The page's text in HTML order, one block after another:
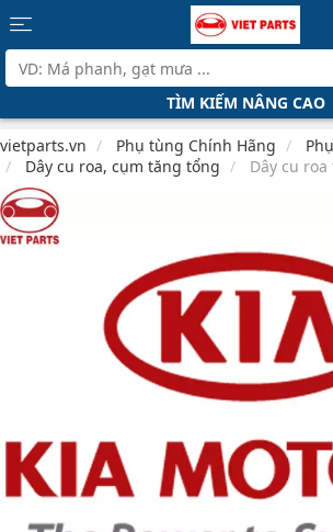
TÌM KIẾM NÂNG CAO
vietparts.vn Phụ tùng Chính Hãng
Dây cu roa, cụm tăng tổng
Dây cu roa